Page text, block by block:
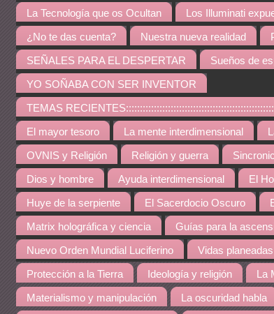
La Tecnología que os Ocultan Los Illuminati
¿No te das cuenta? Nuestra nueva realidad
SEÑALES PARA EL DESPERTAR Sueños de
YO SOÑABA CON SER INVENTOR
TEMAS
El mayor tesoro La mente interdimensional
OVNIS y Religión Religión y guerra
Dios y hombre Ayuda interdimensional El
Huye de la serpiente El Sacerdocio Oscuro
Matrix holográfica y ciencia Guías para la
Nuevo Orden Mundial Luciferino Vidas planeadas
Protección a la Tierra Ideología y religión
Materialismo y manipulación La oscuridad habla